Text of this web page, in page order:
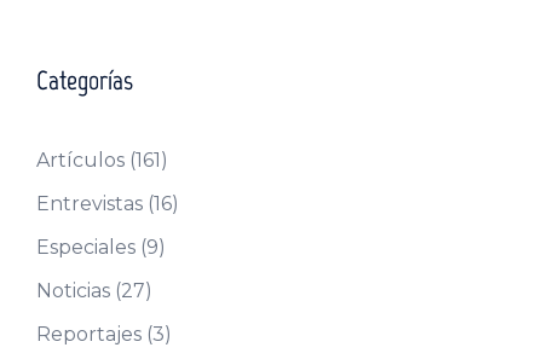
Categorías
Artículos (161)
Entrevistas (16)
Especiales (9)
Noticias (27)
Reportajes (3)